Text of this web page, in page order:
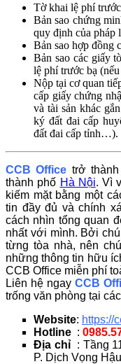
Tờ khai lệ phí
Bản sao chứng
quy định của pháp
Bản sao hợp đồng
Bản sao các giấy
lệ phí trước bạ
Nộp tại cơ quan
cấp giấy chứng
và tài sản khác
ký đất đai cấp
đất đai cấp tỉnh…).
CCB Office trở
thành phố Hà Nội. Vì
kiếm mặt bằng một
tin đầy đủ và chính
cách nhìn tổng quan
nhất với mình. Bởi
từng tòa nhà, nên
những thông tin hữu
CCB Office miễn phí
Liên hệ ngayCCB
trống văn phòng tại
Website: https://
Hotline :
Địa chỉ : Tầng
P. Dịch Vọng